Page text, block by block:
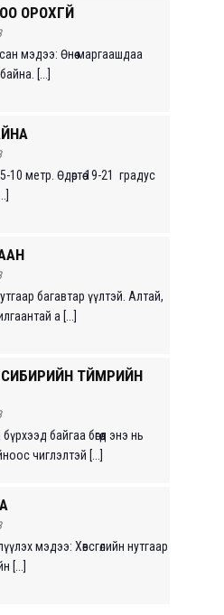
ОРОХГҮЙ
мэдээ: Өнөө маргаашдаа
[...]
10 метр. Өдөртөө 19-21 градус
багавтар үүлтэй. Алтай,
а [...]
ТҮЙМРИЙН
байгаа бөгөөд энэ нь
чиглэлтэй [...]
мэдээ: Хөвсгөлийн нутгаар
[...]